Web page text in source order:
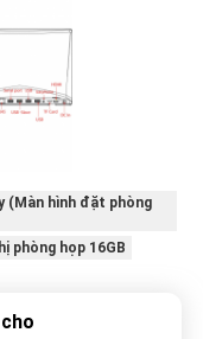
(Màn hình đặt phòng
phòng họp 16GB